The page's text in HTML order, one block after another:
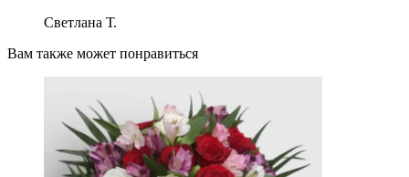
Светлана Т.
Вам также может понравиться